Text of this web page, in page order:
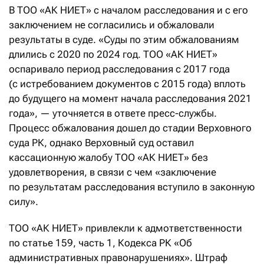
В ТОО «АК НИЕТ» с началом расследования и с его
заключением не согласились и обжаловали
результаты в суде. «Суды по этим обжалованиям
длились с 2020 по 2024 год. ТОО «АК НИЕТ»
оспаривало период расследования с 2017 года
(с истребованием документов с 2015 года) вплоть
до будущего на момент начала расследования 2021
года», — уточняется в ответе пресс-службы.
Процесс обжалования дошел до стадии Верховного
суда РК, однако Верховный суд оставил
кассационную жалобу ТОО «АК НИЕТ» без
удовлетворения, в связи с чем «заключение
по результатам расследования вступило в законную
силу».
ТОО «АК НИЕТ» привлекли к адмответственности
по статье 159, часть 1, Кодекса РК «Об
административных правонарушениях». Штраф